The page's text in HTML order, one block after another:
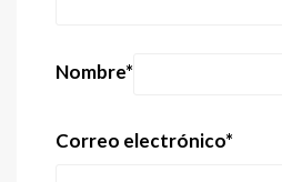
Nombre*
Correo electrónico*